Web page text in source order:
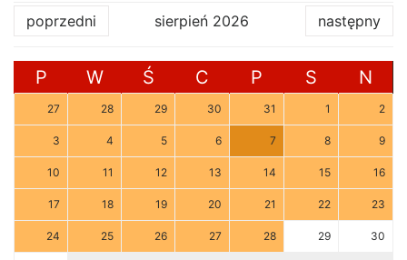
poprzedni sierpień 2026 następny
P W Ś C P S N
27 28 29 30 31 1 2
3 4 5 6 7 8 9
10 11 12 13 14 15 16
17 18 19 20 21 22 23
24 25 26 27 28 29 30